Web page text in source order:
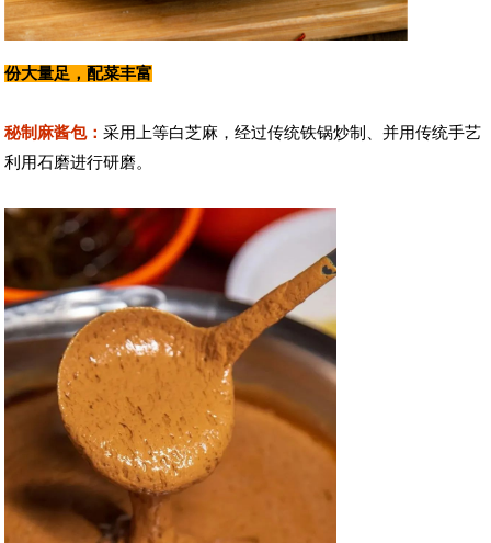
份大量足，配菜丰富
秘制麻酱包：采用上等白芝麻，经过传统铁锅炒制、并用传统手艺
利用石磨进行研磨。